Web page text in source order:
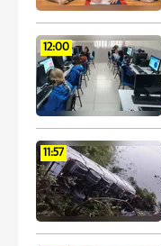
12:00
11:57